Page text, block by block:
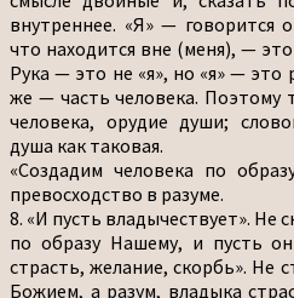
внутреннее. «Я» — говорится
что находится вне (меня), —
Рука — это не «я», но «я» — это
же — часть человека. Поэтому
человека, орудие души;
душа как таковая.
«Создадим человека по
превосходство в разуме.
8. «И пусть владычествует». Не
по образу Нашему, и пусть
страсть, желание, скорбь». Не
Божием, а разум, владыка